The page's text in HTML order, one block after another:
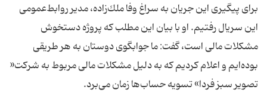
برای پیگیری این جریان به سراغ وفا ملك‌زاده، مدیر روابط‌عمومی
این سریال رفتیم. او با بیان این مطلب كه پروژه دستخوش
مشكلات مالی است، گفت: ما جوابگوی دوستان به هر طریقی
بوده‌ایم و اعلام كردیم كه به دلیل مشكلات مالی مربوط به شركت«